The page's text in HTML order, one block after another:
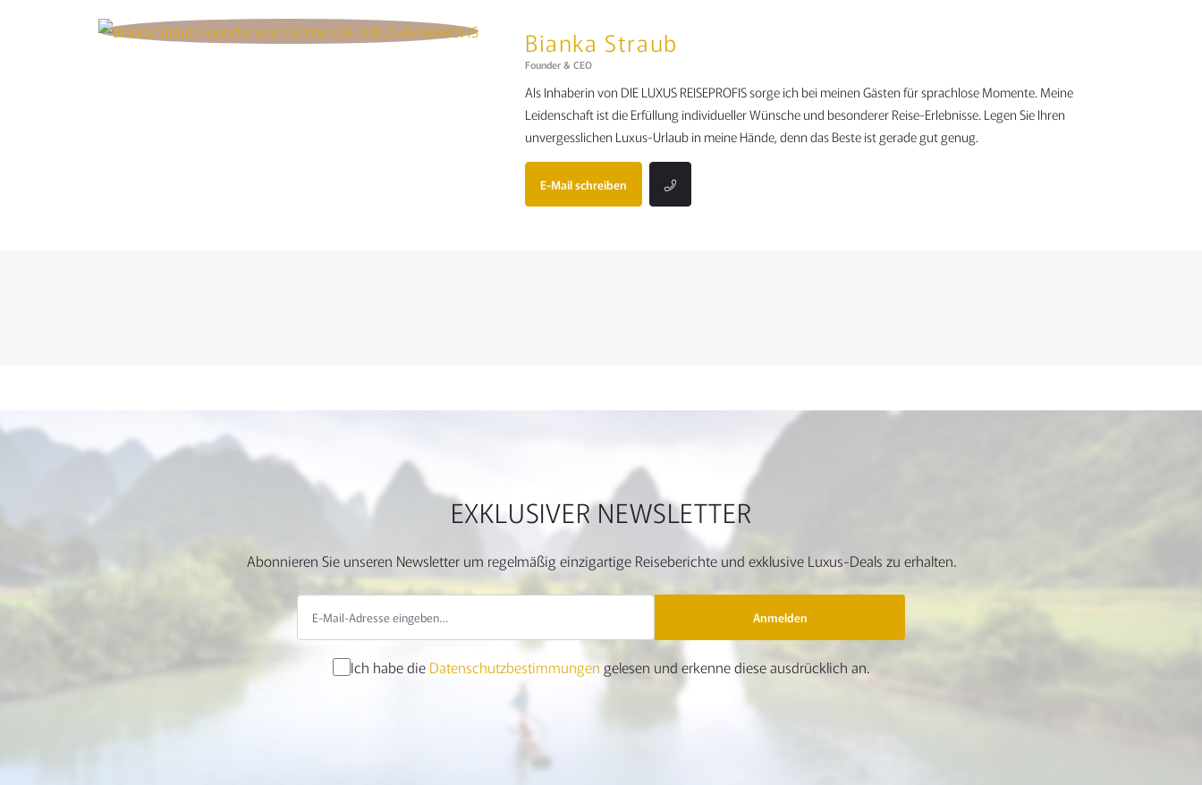
Bianka Straub
Founder & CEO
Als Inhaberin von DIE LUXUS REISEPROFIS sorge ich bei meinen Gästen für sprachlose Momente. Meine
Leidenschaft ist die Erfüllung individueller Wünsche und besonderer Reise-Erlebnisse. Legen Sie Ihren
unvergesslichen Luxus-Urlaub in meine Hände, denn das Beste ist gerade gut genug.
E-Mail schreiben
EXKLUSIVER NEWSLETTER
Abonnieren Sie unseren Newsletter um regelmäßig einzigartige Reiseberichte und exklusive Luxus-Deals zu erhalten.
Anmelden
Ich habe die Datenschutzbestimmungengelesen und erkenne diese ausdrücklich an.